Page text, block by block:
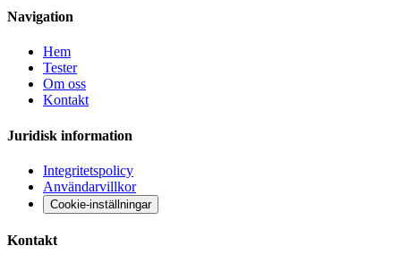
Navigation
Hem
Tester
Om oss
Kontakt
Juridisk information
Integritetspolicy
Användarvillkor
Cookie-inställningar
Kontakt